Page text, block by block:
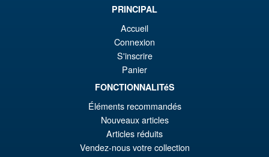
S.H.Figuarts Rei Ayanami
Neon Genesis Evangelion
Action Figure ( Reissue )
VORBESTELLUNGEN
PRINCIPAL
Accueil
Connexion
S'inscrire
Panier
FONCTIONNALITéS
Éléments recommandés
Nouveaux articles
Articles réduits
Vendez-nous votre collection